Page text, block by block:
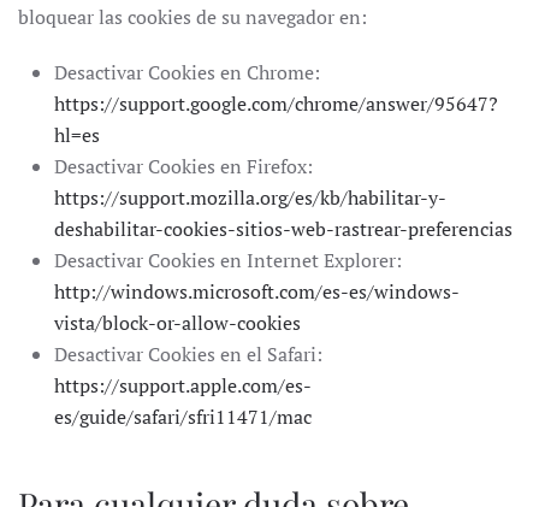
bloquear las cookies de su navegador en:
Desactivar Cookies en Chrome:
https://support.google.com/chrome/answer/95647?
hl=es
Desactivar Cookies en Firefox:
https://support.mozilla.org/es/kb/habilitar-y-
deshabilitar-cookies-sitios-web-rastrear-preferencias
Desactivar Cookies en Internet Explorer:
http://windows.microsoft.com/es-es/windows-
vista/block-or-allow-cookies
Desactivar Cookies en el Safari:
https://support.apple.com/es-
es/guide/safari/sfri11471/mac